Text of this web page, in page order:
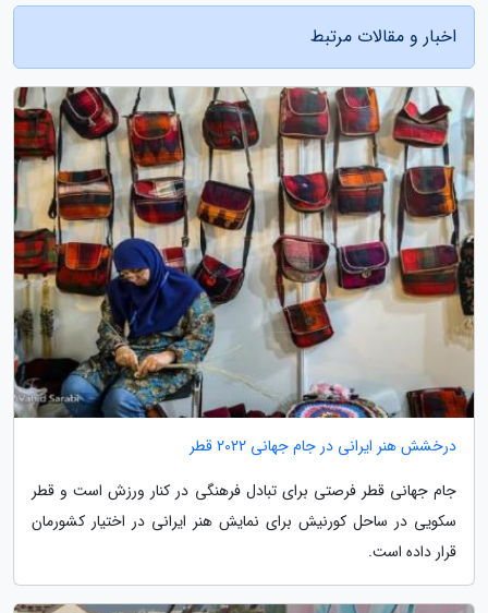
اخبار و مقالات مرتبط
درخشش هنر ایرانی در جام جهانی 2022 قطر
جام جهانی قطر فرصتی برای تبادل فرهنگی در کنار ورزش است و قطر
سکویی در ساحل کورنیش برای نمایش هنر ایرانی در اختیار کشورمان
قرار داده است.